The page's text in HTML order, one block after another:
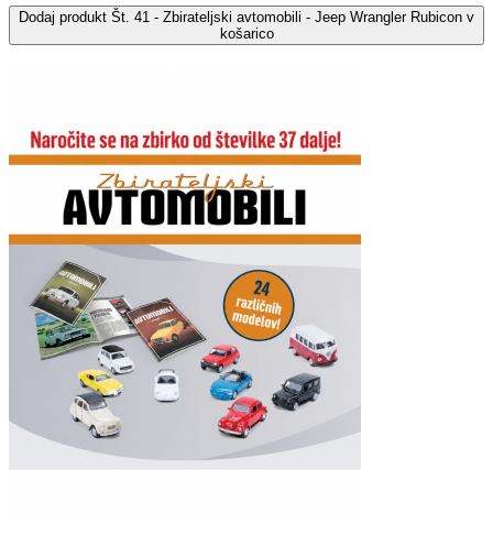
Dodaj produkt Št. 41 - Zbirateljski avtomobili - Jeep Wrangler Rubicon v
košarico